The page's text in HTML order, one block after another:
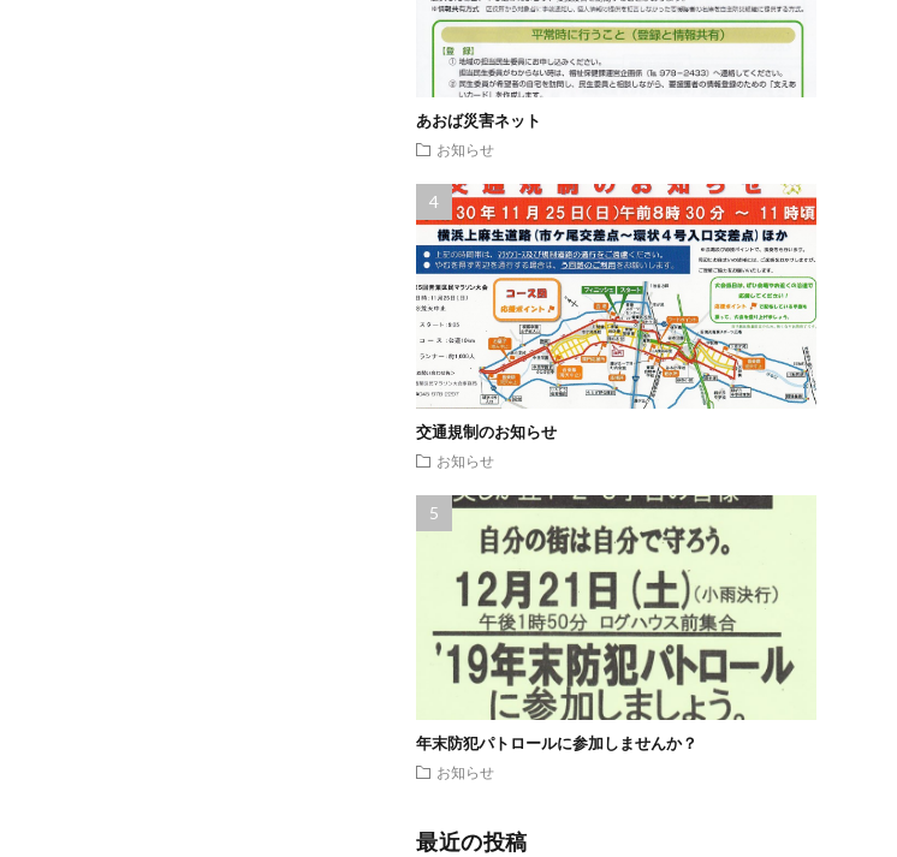
あおば災害ネット
お知らせ
交通規制のお知らせ
お知らせ
年末防犯パトロールに参加しませんか？
お知らせ
最近の投稿